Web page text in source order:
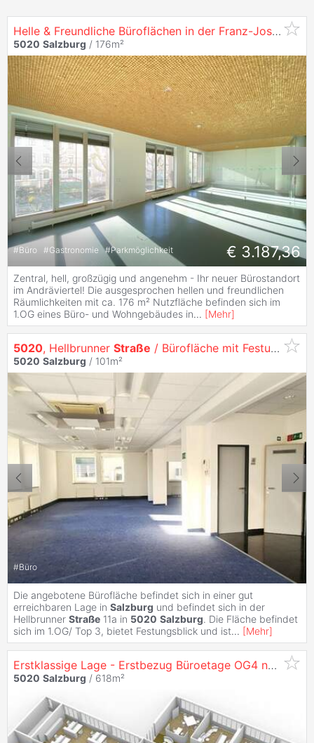
Helle & Freundliche Büroflächen in der Franz-Josef-
5020 Salzburg / 176m²
#Büro #Gastronomie #Parkmöglichkeit € 3.187,36
Zentral, hell, großzügig und angenehm - Ihr neuer Bürostandort
im Andräviertel! Die ausgesprochen hellen und freundlichen
Räumlichkeiten mit ca. 176 m² Nutzfläche befinden sich im
1.OG eines Büro- und Wohngebäudes in... [Mehr]
5020, Hellbrunner Straße / Bürofläche mit Festungsblick - Top 3
5020 Salzburg / 101m²
#Büro
Die angebotene Bürofläche befindet sich in einer gut
erreichbaren Lage in Salzburg und befindet sich in der
Hellbrunner Straße 11a in 5020 Salzburg. Die Fläche befindet
sich im 1.OG/ Top 3, bietet Festungsblick und ist... [Mehr]
Erstklassige Lage - Erstbezug Büroetage OG4 nach Sanierung in
5020 Salzburg / 618m²